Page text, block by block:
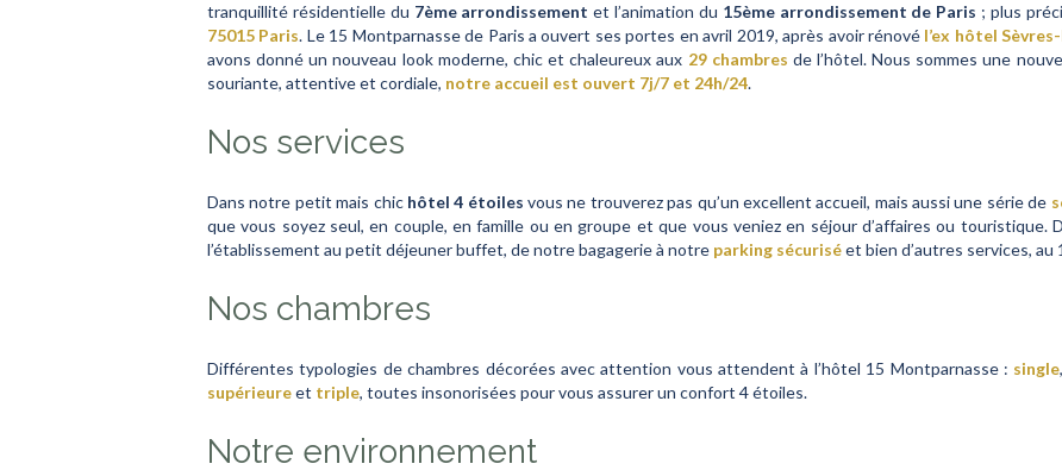
tranquillité résidentielle du 7ème arrondissement et l’animation du 15ème arrondissement de Paris ; plus
75015 Paris. Le 15 Montparnasse de Paris a ouvert ses portes en avril 2019, après avoir rénové l’ex hôtel
avons donné un nouveau look moderne, chic et chaleureux aux 29 chambres de l’hôtel. Nous sommes une
souriante, attentive et cordiale, notre accueil est ouvert 7j/7 et 24h/24.
Nos services
Dans notre petit mais chic hôtel 4 étoiles vous ne trouverez pas qu’un excellent accueil, mais aussi une série de
que vous soyez seul, en couple, en famille ou en groupe et que vous veniez en séjour d’affaires ou
l’établissement au petit déjeuner buffet, de notre bagagerie à notre parking sécuriséet bien d’autres services, au
Nos chambres
Différentes typologies de chambres décorées avec attention vous attendent à l’hôtel 15 Montparnasse : single,
supérieureet triple, toutes insonorisées pour vous assurer un confort 4 étoiles.
Notre environnement